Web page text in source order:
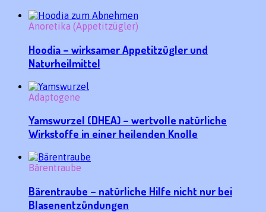
Anoretika (Appetitzügler)
Hoodia – wirksamer Appetitzügler und
Naturheilmittel
Adaptogene
Yamswurzel (DHEA) – wertvolle natürliche
Wirkstoffe in einer heilenden Knolle
Bärentraube
Bärentraube – natürliche Hilfe nicht nur bei
Blasenentzündungen